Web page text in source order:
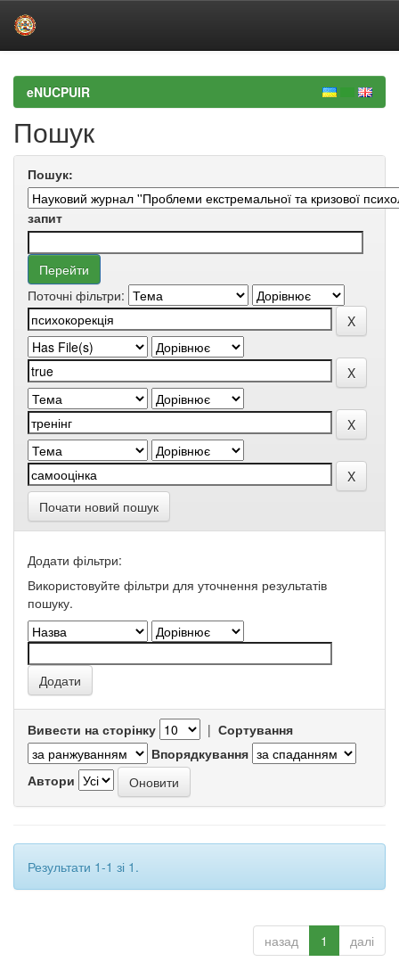
navigationeNUCPUIR
Пошук
Пошук:
запит
Поточні фільтри:
Почати новий пошук
Додати фільтри:
Використовуйте фільтри для уточнення результатів
пошуку.
Вивести на сторінку | Сортування
Впорядкування
Автори
Результати 1-1 зі 1.
назад 1 далі